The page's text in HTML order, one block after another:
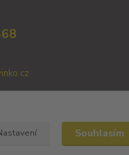
Souhlasím